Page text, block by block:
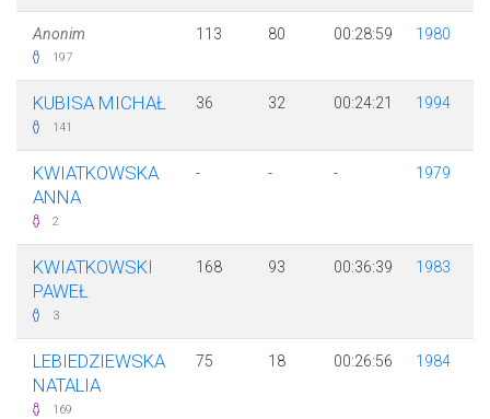
Anonim
197
113 80 00:28:59 1980
KUBISA MICHAŁ
141
36 32 00:24:21 1994
KWIATKOWSKA
ANNA
2
- - - 1979
KWIATKOWSKI
PAWEŁ
3
168 93 00:36:39 1983
LEBIEDZIEWSKA
NATALIA
169
75 18 00:26:56 1984